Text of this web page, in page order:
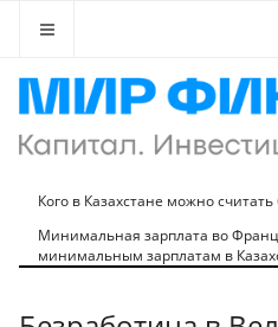
Кого в Казахстане можно
Минимальная зарплата во
минимальным зарплатам в